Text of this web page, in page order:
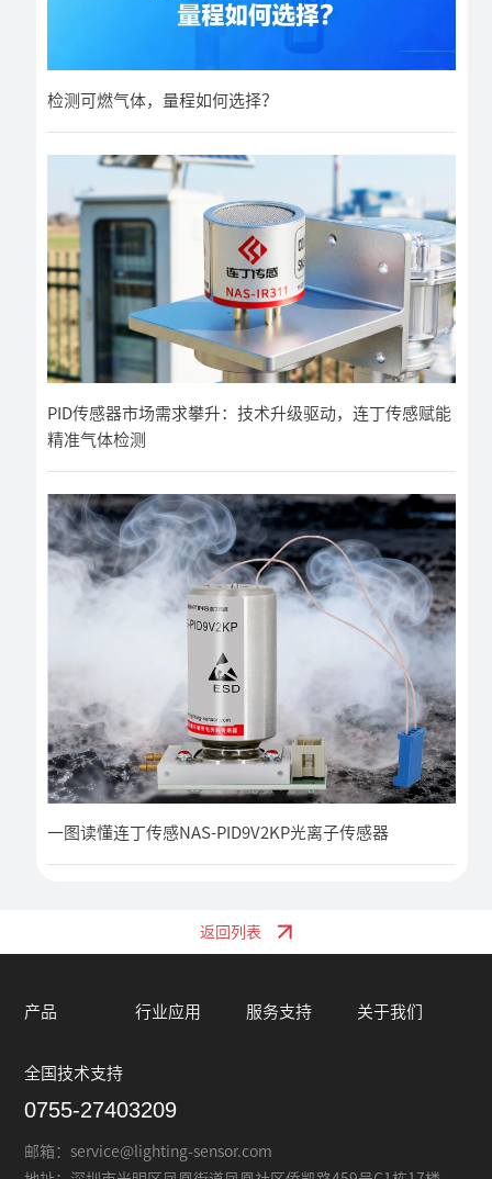
检测可燃气体，量程如何选择？
PID传感器市场需求攀升：技术升级驱动，连丁传感赋能
精准气体检测
一图读懂连丁传感NAS-PID9V2KP光离子传感器
返回列表
产品 行业应用 服务支持 关于我们
全国技术支持
0755-27403209
邮箱： service@lighting-sensor.com